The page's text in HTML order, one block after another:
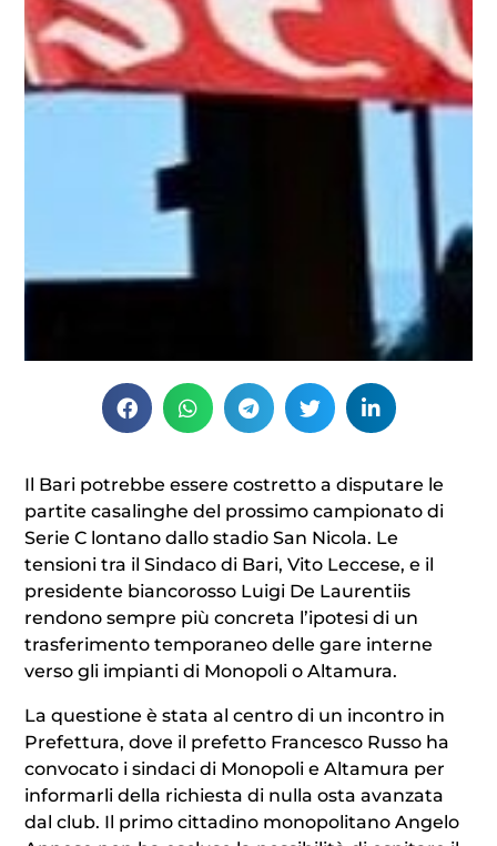
Il Bari potrebbe essere costretto a disputare le
partite casalinghe del prossimo campionato di
Serie C lontano dallo stadio San Nicola. Le
tensioni tra il Sindaco di Bari, Vito Leccese, e il
presidente biancorosso Luigi De Laurentiis
rendono sempre più concreta l’ipotesi di un
trasferimento temporaneo delle gare interne
verso gli impianti di Monopoli o Altamura.
La questione è stata al centro di un incontro in
Prefettura, dove il prefetto Francesco Russo ha
convocato i sindaci di Monopoli e Altamura per
informarli della richiesta di nulla osta avanzata
dal club. Il primo cittadino monopolitano Angelo